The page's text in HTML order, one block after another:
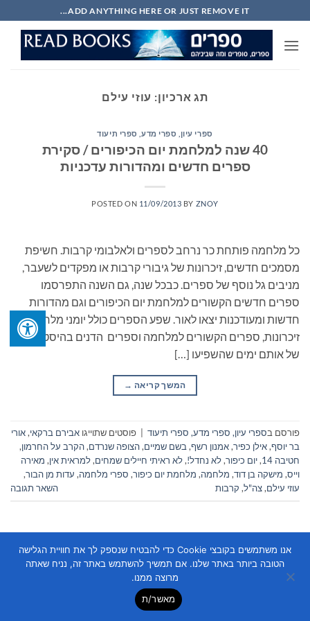
to
content
ADD ANYTHING HERE OR JUST REMOVE IT...
תג ארכיון: עוזי עילם
ספרי עיון, ספרי מדע, ספרי תיעוד
40 שנה למלחמת יום הכיפורים / סקירת
ספרים חדשים ומהדורות עדכניות
POSTED ON 11/09/2013 BY ZNOY
כל מלחמה פותחת כר נרחב לספרים ולאלבומי קרבות. חשיפת
מסמכים חדשים, זיכרונות של גיבורי קרבות או מפקדים לשעבר,
מניבים גל נוסף של ספרים. כבכל שנה, גם השנה התפרסמו
ספרים חדשים הקשורים למלחמת יום הכיפורים וגם מהדורות
חדשות ומעודכנות יצאו לאור. שפע הספרים כולל יומני מלחמה,
זיכרונות, ספרים הקשורים למלחמה וספרים הדנים בהיסטוריה
של אותם ימים שהשפיעו […]
המשך קריאה →
פורסם בספרי עיון, ספרי מדע, ספרי תיעוד פוסטים שתוייגו אבירם ברקאי,אורי
בר יוסף,אילן כפיר,אמנון רשף, בשם שמיים,הצופה שנרדם,הקרב על החרמון,
חטיבה 14
,יום כיפור,לא נחדל!,לא ראיתי חיילים שמחים,למראית אין, מאירה
וייס, מישקה בן דוד, מלחמה, מלחמת יום כיפור, ספרי מלחמה, עדות מן הבור,
עוזי עילם,צה"ל, קרבות השאר תגובה
Copyright 2026 ©Flatsome Theme
אנו משתמשים בקובצי Cookie כדי להבטיח שנספק לך את חוויית הגלישה
הטובה ביותר באתר שלנו. אם תמשיך להשתמש באתר זה, נניח שאתה
מרוצה ממנו.
מאשר/ת